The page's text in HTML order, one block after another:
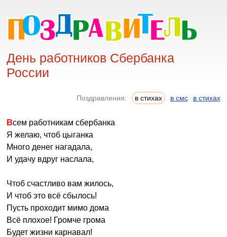
День работников Сбербанка
России
Поздравления: в стихах в смс в стихах
Всем работникам сбербанка
Я желаю, чтоб цыганка
Много денег нагадала,
И удачу вдруг наслала,
Чтоб счастливо вам жилось,
И чтоб это всё сбылось!
Пусть проходит мимо дома
Всё плохое! Громче грома
Будет жизни карнавал!